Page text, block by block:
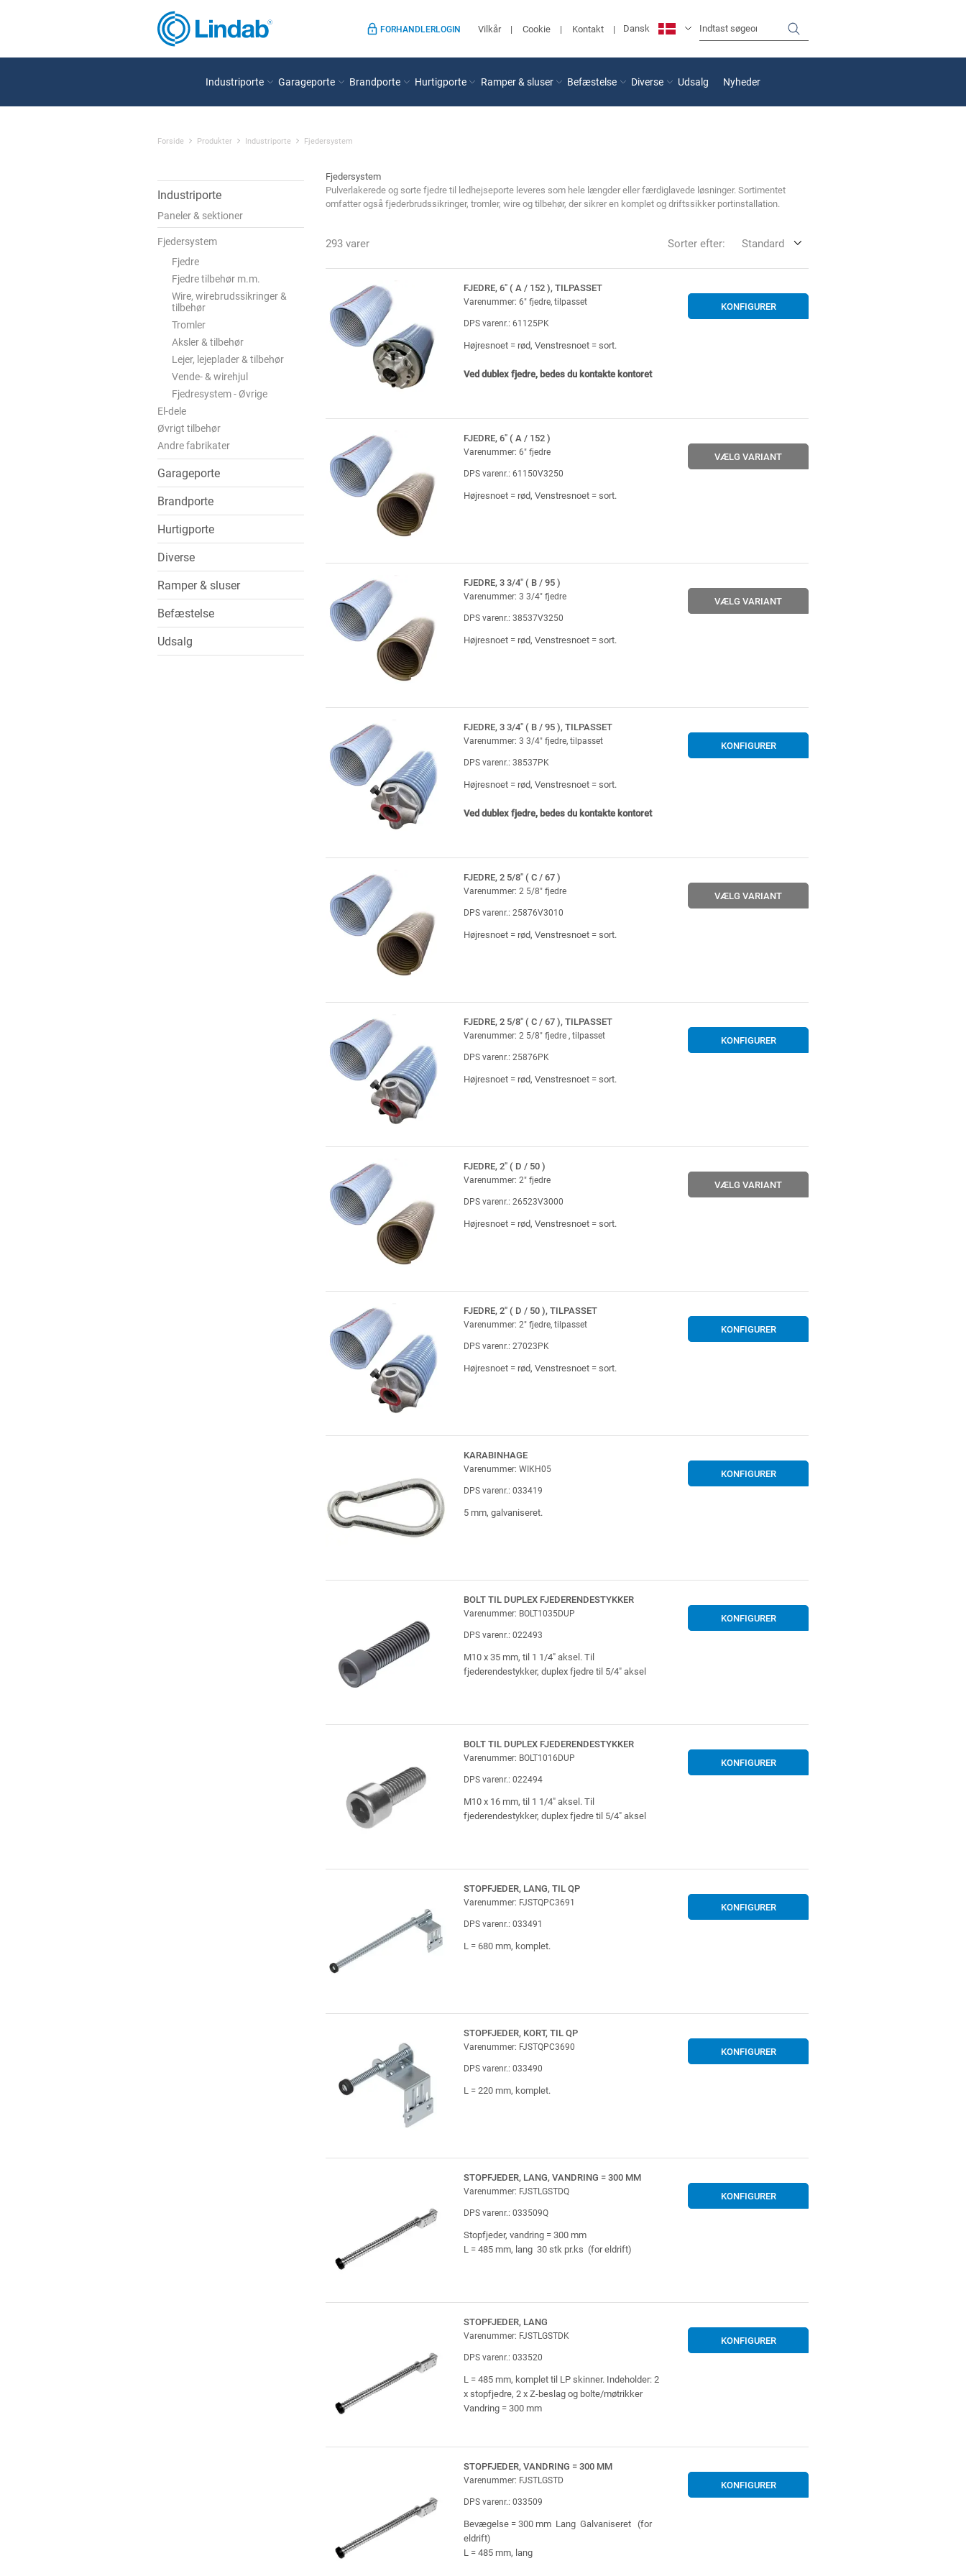
FORHANDLERLOGIN Vilkår Cookie Kontakt Dansk
Industriporte Garageporte Brandporte Hurtigporte Ramper & sluser Befæstelse Diverse Udsalg Nyheder
Forside Produkter Industriporte Fjedersystem
Industriporte
Paneler & sektioner
Fjedersystem
Fjedre
Fjedre tilbehør m.m.
Wire, wirebrudssikringer &
tilbehør
Tromler
Aksler & tilbehør
Lejer, lejeplader & tilbehør
Vende- & wirehjul
Fjedresystem - Øvrige
El-dele
Øvrigt tilbehør
Andre fabrikater
Garageporte
Brandporte
Hurtigporte
Diverse
Ramper & sluser
Befæstelse
Udsalg
Fjedersystem
Pulverlakerede og sorte fjedre til ledhejseporte leveres som hele længder eller færdiglavede løsninger. Sortimentet
omfatter også fjederbrudssikringer, tromler, wire og tilbehør, der sikrer en komplet og driftssikker portinstallation.
293 varer Sorter efter: Standard
FJEDRE, 6" ( A / 152 ), TILPASSET
Varenummer: 6" fjedre, tilpasset
DPS varenr.: 61125PK
Højresnoet = rød, Venstresnoet = sort.
Ved dublex fjedre, bedes du kontakte kontoret
KONFIGURER
FJEDRE, 6" ( A / 152 )
Varenummer: 6" fjedre
DPS varenr.: 61150V3250
Højresnoet = rød, Venstresnoet = sort.
VÆLG VARIANT
FJEDRE, 3 3/4" ( B / 95 )
Varenummer: 3 3/4" fjedre
DPS varenr.: 38537V3250
Højresnoet = rød, Venstresnoet = sort.
VÆLG VARIANT
FJEDRE, 3 3/4" ( B / 95 ), TILPASSET
Varenummer: 3 3/4" fjedre, tilpasset
DPS varenr.: 38537PK
Højresnoet = rød, Venstresnoet = sort.
Ved dublex fjedre, bedes du kontakte kontoret
KONFIGURER
FJEDRE, 2 5/8" ( C / 67 )
Varenummer: 2 5/8" fjedre
DPS varenr.: 25876V3010
Højresnoet = rød, Venstresnoet = sort.
VÆLG VARIANT
FJEDRE, 2 5/8" ( C / 67 ), TILPASSET
Varenummer: 2 5/8" fjedre , tilpasset
DPS varenr.: 25876PK
Højresnoet = rød, Venstresnoet = sort.
KONFIGURER
FJEDRE, 2" ( D / 50 )
Varenummer: 2" fjedre
DPS varenr.: 26523V3000
Højresnoet = rød, Venstresnoet = sort.
VÆLG VARIANT
FJEDRE, 2" ( D / 50 ), TILPASSET
Varenummer: 2" fjedre, tilpasset
DPS varenr.: 27023PK
Højresnoet = rød, Venstresnoet = sort.
KONFIGURER
KARABINHAGE
Varenummer: WIKH05
DPS varenr.: 033419
5 mm, galvaniseret.
KONFIGURER
BOLT TIL DUPLEX FJEDERENDESTYKKER
Varenummer: BOLT1035DUP
DPS varenr.: 022493
M10 x 35 mm, til 1 1/4" aksel. Til
fjederendestykker, duplex fjedre til 5/4" aksel
KONFIGURER
BOLT TIL DUPLEX FJEDERENDESTYKKER
Varenummer: BOLT1016DUP
DPS varenr.: 022494
M10 x 16 mm, til 1 1/4" aksel. Til
fjederendestykker, duplex fjedre til 5/4" aksel
KONFIGURER
STOPFJEDER, LANG, TIL QP
Varenummer: FJSTQPC3691
DPS varenr.: 033491
L = 680 mm, komplet.
KONFIGURER
STOPFJEDER, KORT, TIL QP
Varenummer: FJSTQPC3690
DPS varenr.: 033490
L = 220 mm, komplet.
KONFIGURER
STOPFJEDER, LANG, VANDRING = 300 MM
Varenummer: FJSTLGSTDQ
DPS varenr.: 033509Q
Stopfjeder, vandring = 300 mm
L = 485 mm, lang 30 stk pr.ks (for eldrift)
KONFIGURER
STOPFJEDER, LANG
Varenummer: FJSTLGSTDK
DPS varenr.: 033520
L = 485 mm, komplet til LP skinner. Indeholder: 2
x stopfjedre, 2 x Z-beslag og bolte/møtrikker
Vandring = 300 mm
KONFIGURER
STOPFJEDER, VANDRING = 300 MM
Varenummer: FJSTLGSTD
DPS varenr.: 033509
Bevægelse = 300 mm Lang Galvaniseret (for
eldrift)
L = 485 mm, lang
KONFIGURER